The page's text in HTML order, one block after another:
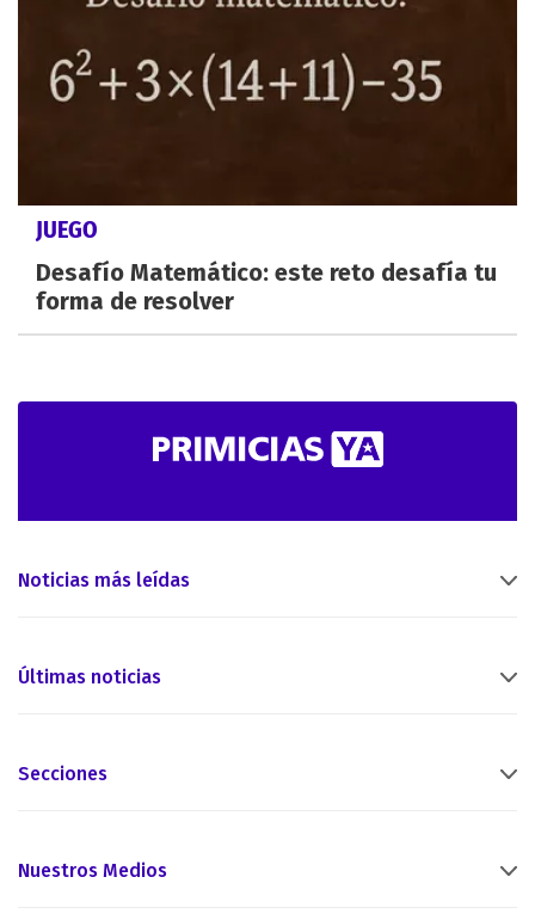
JUEGO
Desafío Matemático: este reto desafía tu
forma de resolver
Noticias más leídas
Últimas noticias
Secciones
Nuestros Medios